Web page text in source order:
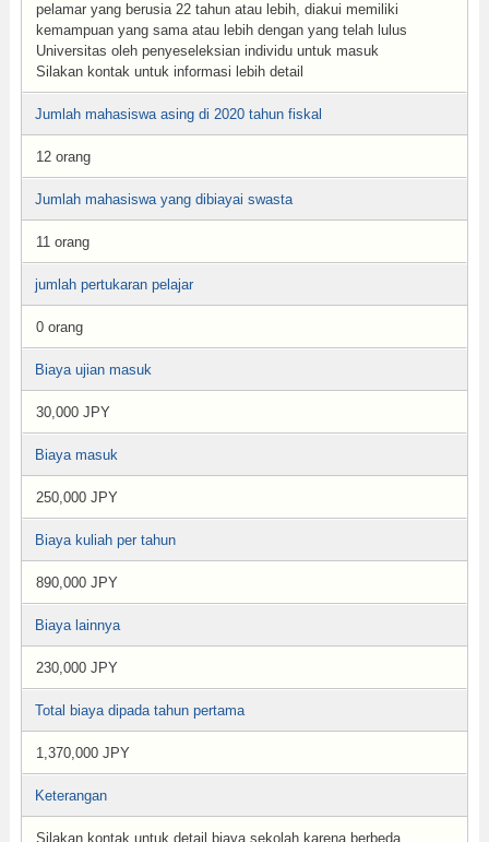
pelamar yang berusia 22 tahun atau lebih, diakui memiliki
kemampuan yang sama atau lebih dengan yang telah lulus
Universitas oleh penyeseleksian individu untuk masuk
Silakan kontak untuk informasi lebih detail
Jumlah mahasiswa asing di 2020 tahun fiskal
12 orang
Jumlah mahasiswa yang dibiayai swasta
11 orang
jumlah pertukaran pelajar
0 orang
Biaya ujian masuk
30,000 JPY
Biaya masuk
250,000 JPY
Biaya kuliah per tahun
890,000 JPY
Biaya lainnya
230,000 JPY
Total biaya dipada tahun pertama
1,370,000 JPY
Keterangan
Silakan kontak untuk detail biaya sekolah karena berbeda